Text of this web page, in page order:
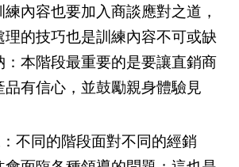
內容也要加入商談應對之道，
理的技巧也是訓練內容不可或缺
：本階段最重要的是要讓直銷商
品有信心，並鼓勵親身體驗見
不同的階段面對不同的經銷